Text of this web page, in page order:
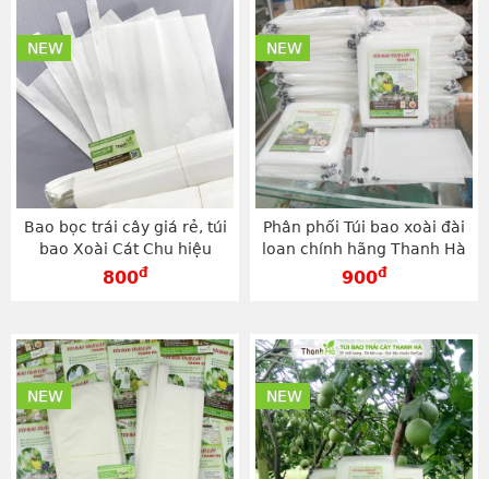
Bao bọc trái cây giá rẻ, túi
bao Xoài Cát Chu hiệu
Thanh Hà kích cỡ 20x30cm
800đ
NEW
Phân phối Túi bao xoài đài
loan chính hãng Thanh Hà
kích thước 20x27cm -
900đ
NEW
NEW NEW